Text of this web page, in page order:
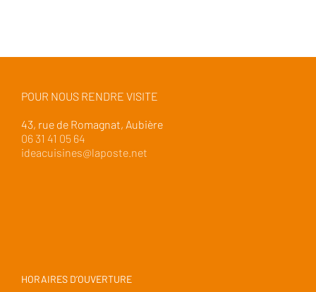
POUR NOUS RENDRE VISITE
43, rue de Romagnat, Aubière
06 31 41 05 64
ideacuisines@laposte.net
HORAIRES D’OUVERTURE